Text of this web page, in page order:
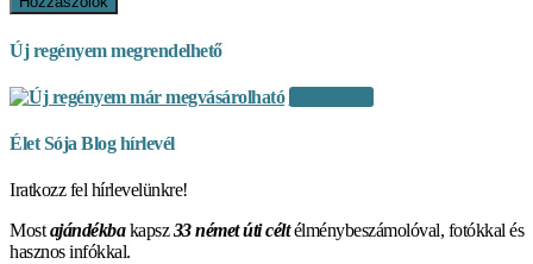
Új regényem megrendelhető
Élet Sója Blog hírlevél
Iratkozz fel hírlevelünkre!
Mostajándékbakapsz33 német úti céltélménybeszámolóval, fotókkal és
hasznos infókkal.